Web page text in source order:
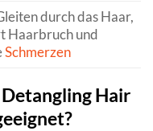
durch das Haar,
Haarbruch und
Schmerzen
Hair